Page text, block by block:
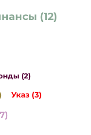
(12)
(2)
Указ (3)